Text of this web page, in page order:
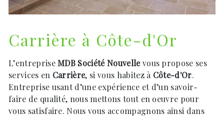
Carrière à Côte-d'Or
L’entrepriseMDB Société Nouvellevous propose ses
services en Carrière, si vous habitez à Côte-d'Or.
Entreprise usant d’une expérience et d’un savoir-
faire de qualité, nous mettons tout en oeuvre pour
vous satisfaire. Nous vous accompagnons ainsi dans